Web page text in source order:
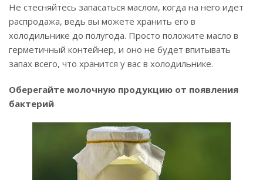
Не стесняйтесь запасаться маслом, когда на него идет
распродажа, ведь вы можете хранить его в
холодильнике до полугода. Просто положите масло в
герметичный контейнер, и оно не будет впитывать
запах всего, что хранится у вас в холодильнике.
Оберегайте молочную продукцию от появления
бактерий